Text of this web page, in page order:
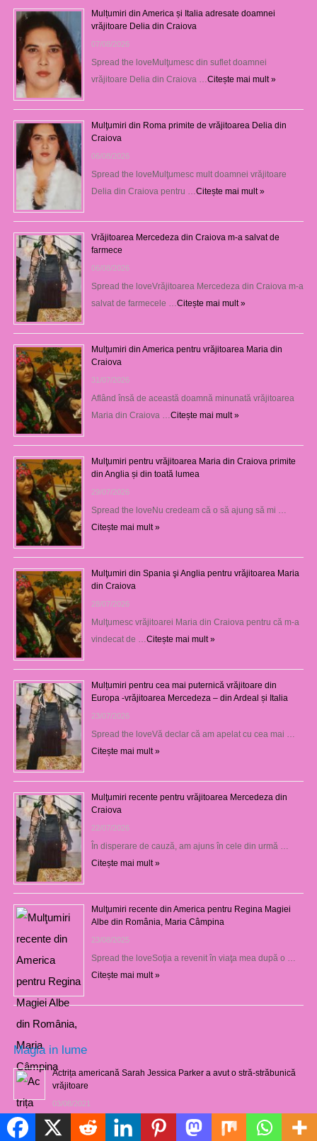
Mulțumiri din America și Italia adresate doamnei
vrăjitoare Delia din Craiova
07/08/2026
Spread the loveMulţumesc din suflet doamnei
vrăjitoare Delia din Craiova …Citește mai mult »
Mulţumiri din Roma primite de vrăjitoarea Delia din
Craiova
06/08/2026
Spread the loveMulţumesc mult doamnei vrăjitoare
Delia din Craiova pentru …Citește mai mult »
Vrăjitoarea Mercedeza din Craiova m-a salvat de
farmece
06/08/2026
Spread the loveVrăjitoarea Mercedeza din Craiova m-a
salvat de farmecele …Citește mai mult »
Mulţumiri din America pentru vrăjitoarea Maria din
Craiova
31/07/2026
Aflând însă de această doamnă minunată vrăjitoarea
Maria din Craiova …Citește mai mult »
Mulţumiri pentru vrăjitoarea Maria din Craiova primite
din Anglia și din toată lumea
29/07/2026
Spread the loveNu credeam că o să ajung să mi …
Citește mai mult »
Mulţumiri din Spania şi Anglia pentru vrăjitoarea Maria
din Craiova
28/07/2026
Mulţumesc vrăjitoarei Maria din Craiova pentru că m-a
vindecat de …Citește mai mult »
Mulțumiri pentru cea mai puternică vrăjitoare din
Europa -vrăjitoarea Mercedeza – din Ardeal și Italia
23/07/2026
Spread the loveVă declar că am apelat cu cea mai …
Citește mai mult »
Mulţumiri recente pentru vrăjitoarea Mercedeza din
Craiova
22/07/2026
În disperare de cauză, am ajuns în cele din urmă …
Citește mai mult »
Mulţumiri recente din America pentru Regina Magiei
Albe din România, Maria Câmpina
23/08/2025
Spread the loveSoţia a revenit în viaţa mea după o …
Citește mai mult »
Magia in lume
Actrița americană Sarah Jessica Parker a avut o stră-străbunică
vrăjitoare
03/08/2021
Marele şaman zulu Credo Mutwa dezvăluie despre originea
Politică de cookie-uri